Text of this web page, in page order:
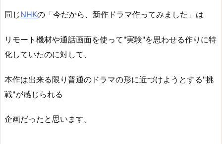
同じNHKの「今だから、新作ドラマ作ってみました」は
リモート機材や通話画面を使って"実験"を思わせる作りに特
化していたのに対して、
本作は出来る限り普通のドラマの形に近づけようとする"挑
戦"が感じられる
企画だったと思います。